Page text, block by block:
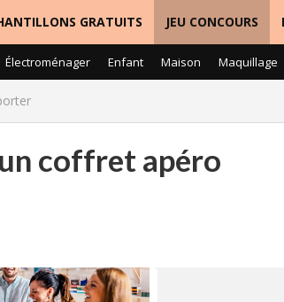
GRATUITS JEU CONCOURS
Électroménager Enfant Maison Maquillage
coffret apéro